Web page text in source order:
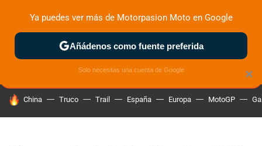
ZONA DE PRUEBAS DEPORTIVAS MOTOS ELÉCTRICAS
HOY SE HABLA DE
China Truco Trail España Europa MotoGP
×
Ya puedes ver más de Motorpasion Moto en Google
Añádenos como fuente preferida
Solo necesitas una cuenta de Google